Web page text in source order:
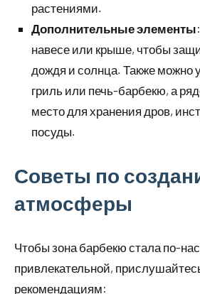
растениями.
Дополнительные элементы
навесе или крыше, чтобы
дождя и солнца. Также можно
гриль или печь-барбекю, а
место для хранения дров,
посуды.
Советы по
атмосферы
Чтобы зона барбекю стала по-
привлекательной,
рекомендациям: